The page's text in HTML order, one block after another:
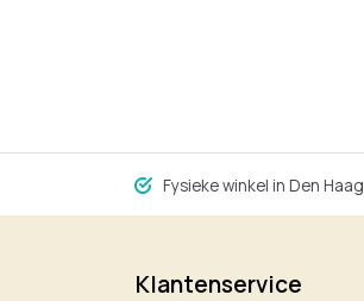
Fysieke winkel in Den Haag
Klantenservice